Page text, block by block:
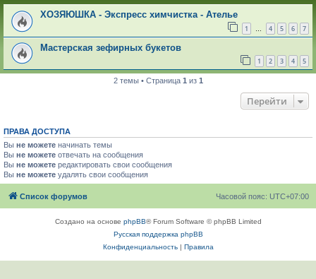
ХОЗЯЮШКА - Экспресс химчистка - Ателье
1 … 4 5 6 7
Мастерская зефирных букетов
1 2 3 4 5
2 темы • Страница 1 из 1
Перейти
ПРАВА ДОСТУПА
Вы не можете начинать темы
Вы не можете отвечать на сообщения
Вы не можете редактировать свои сообщения
Вы не можете удалять свои сообщения
Список форумов Часовой пояс: UTC+07:00
Создано на основе phpBB® Forum Software © phpBB Limited
Русская поддержка phpBB
Конфиденциальность| Правила